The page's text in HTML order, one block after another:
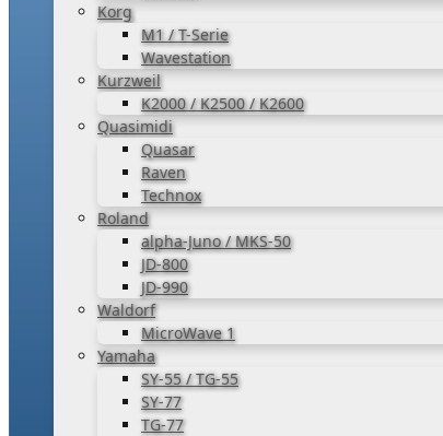
Korg
M1 / T-Serie
Wavestation
Kurzweil
K2000 / K2500 / K2600
Quasimidi
Quasar
Raven
Technox
Roland
alpha-Juno / MKS-50
JD-800
JD-990
Waldorf
MicroWave 1
Yamaha
SY-55 / TG-55
SY-77
TG-77